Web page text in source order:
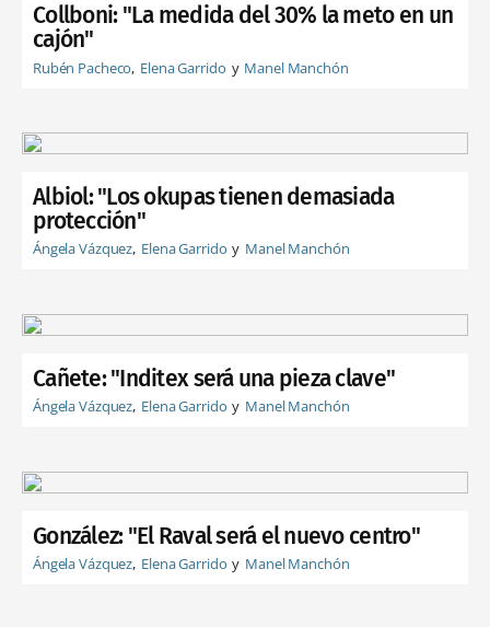
Collboni: "La medida del 30% la meto en un
cajón"
Rubén Pacheco Elena Garrido Manel Manchón
Albiol: "Los okupas tienen demasiada
protección"
Ángela Vázquez Elena Garrido Manel Manchón
Cañete: "Inditex será una pieza clave"
Ángela Vázquez Elena Garrido Manel Manchón
González: "El Raval será el nuevo centro"
Ángela Vázquez Elena Garrido Manel Manchón